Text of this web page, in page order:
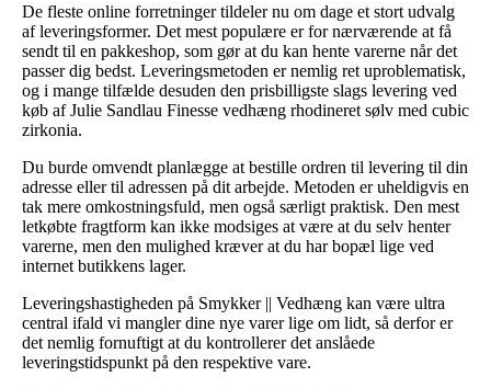
De fleste online forretninger tildeler nu om dage et stort udvalg
af leveringsformer. Det mest populære er for nærværende at få
sendt til en pakkeshop, som gør at du kan hente varerne når det
passer dig bedst. Leveringsmetoden er nemlig ret uproblematisk,
og i mange tilfælde desuden den prisbilligste slags levering ved
køb af Julie Sandlau Finesse vedhæng rhodineret sølv med cubic
zirkonia.
Du burde omvendt planlægge at bestille ordren til levering til din
adresse eller til adressen på dit arbejde. Metoden er uheldigvis en
tak mere omkostningsfuld, men også særligt praktisk. Den mest
letkøbte fragtform kan ikke modsiges at være at du selv henter
varerne, men den mulighed kræver at du har bopæl lige ved
internet butikkens lager.
Leveringshastigheden på Smykker || Vedhæng kan være ultra
central ifald vi mangler dine nye varer lige om lidt, så derfor er
det nemlig fornuftigt at du kontrollerer det anslåede
leveringstidspunkt på den respektive vare.